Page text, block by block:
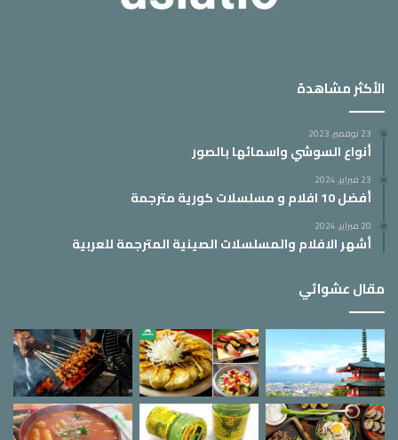
الأكثر مشاهدة
23 نوفمبر، 2023
أنواع السوشي واسمائها بالصور
23 فبراير، 2024
أفضل 10 افلام و مسلسلات كورية مترجمة
20 فبراير، 2024
أشهر الافلام والمسلسلات الصينية المترجمة للعربية
مقال عشوائي